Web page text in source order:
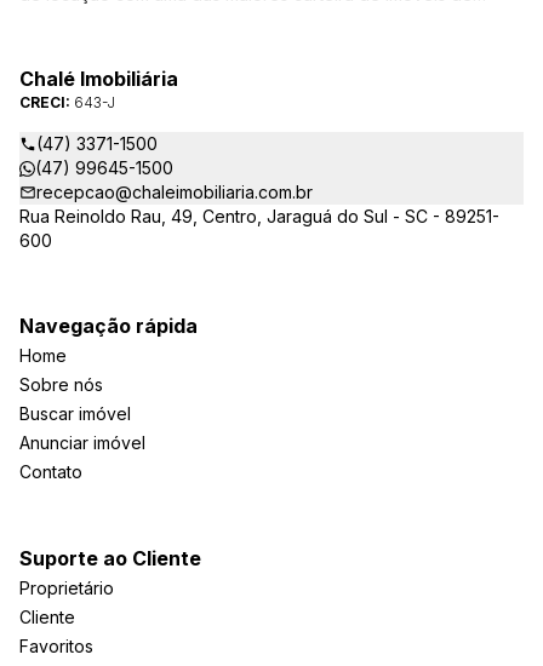
Arte Imóveis. E também reavaliamos a nossa Missão, Visão e
Valores.
Chalé Imobiliária
CRECI: 643-J
(47) 3371-1500
(47) 99645-1500
recepcao@chaleimobiliaria.com.br
Rua Reinoldo Rau, 49, Centro, Jaraguá do Sul - SC - 89251-
600
Navegação rápida
Home
Sobre nós
Buscar imóvel
Anunciar imóvel
Contato
Suporte ao Cliente
Proprietário
Cliente
Favoritos